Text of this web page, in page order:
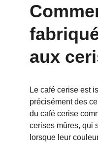
aux
Le café cerise est
précisément des
du café cerise
cerises mûres, qui
lorsque leur